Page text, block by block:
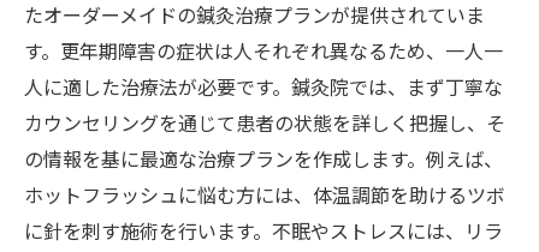
たオーダーメイドの鍼灸治療プランが提供されていま
す。更年期障害の症状は人それぞれ異なるため、一人一
人に適した治療法が必要です。鍼灸院では、まず丁寧な
カウンセリングを通じて患者の状態を詳しく把握し、そ
の情報を基に最適な治療プランを作成します。例えば、
ホットフラッシュに悩む方には、体温調節を助けるツボ
に針を刺す施術を行います。不眠やストレスには、リラ